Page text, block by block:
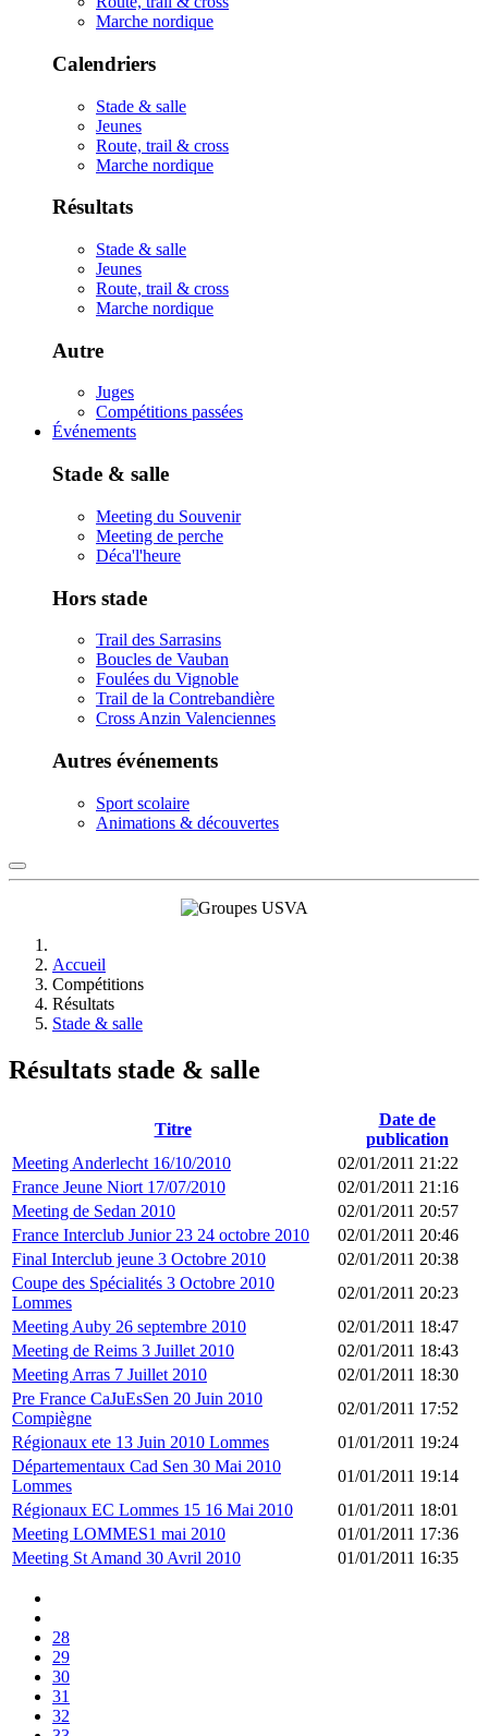
Marche nordique
Calendriers
Stade & salle
Jeunes
Route, trail & cross
Marche nordique
Résultats
Stade & salle
Jeunes
Route, trail & cross
Marche nordique
Autre
Juges
Compétitions passées
Événements
Stade & salle
Meeting du Souvenir
Meeting de perche
Déca'l'heure
Hors stade
Trail des Sarrasins
Boucles de Vauban
Foulées du Vignoble
Trail de la Contrebandière
Cross Anzin Valenciennes
Autres événements
Sport scolaire
Animations & découvertes
Accueil
Compétitions
Résultats
Stade & salle
Résultats stade & salle
Titre
Date de
publication
Meeting Anderlecht 16/10/2010
02/01/2011 21:22
France Jeune Niort 17/07/2010
02/01/2011 21:16
Meeting de Sedan 2010
02/01/2011 20:57
France Interclub Junior 23 24 octobre 2010
02/01/2011 20:46
Final Interclub jeune 3 Octobre 2010
02/01/2011 20:38
Coupe des Spécialités 3 Octobre 2010
Lommes
02/01/2011 20:23
Meeting Auby 26 septembre 2010
02/01/2011 18:47
Meeting de Reims 3 Juillet 2010
02/01/2011 18:43
Meeting Arras 7 Juillet 2010
02/01/2011 18:30
Pre France CaJuEsSen 20 Juin 2010
Compiègne
02/01/2011 17:52
Régionaux ete 13 Juin 2010 Lommes
01/01/2011 19:24
Départementaux Cad Sen 30 Mai 2010
Lommes
01/01/2011 19:14
Régionaux EC Lommes 15 16 Mai 2010
01/01/2011 18:01
Meeting LOMMES1 mai 2010
01/01/2011 17:36
Meeting St Amand 30 Avril 2010
01/01/2011 16:35
28
29
30
31
32